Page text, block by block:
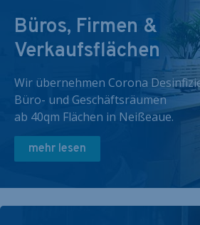
Büros, Firmen &
Verkaufsflächen
Wir übernehmen Corona
Büro- und Geschäftsräumen
ab 40qm Flächen in Neißeaue.
mehr lesen